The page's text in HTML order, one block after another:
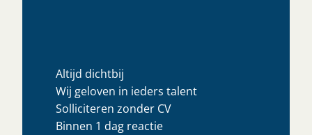
Altijd dichtbij
Wij geloven in ieders talent
Solliciteren zonder CV
Binnen 1 dag reactie